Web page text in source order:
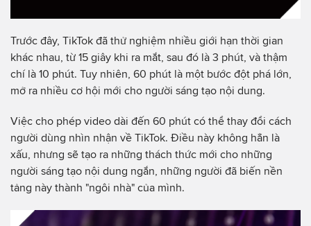
Trước đây, TikTok đã thử nghiệm nhiều giới hạn thời gian
khác nhau, từ 15 giây khi ra mắt, sau đó là 3 phút, và thậm
chí là 10 phút. Tuy nhiên, 60 phút là một bước đột phá lớn,
mở ra nhiều cơ hội mới cho người sáng tạo nội dung.
Việc cho phép video dài đến 60 phút có thể thay đổi cách
người dùng nhìn nhận về TikTok. Điều này không hẳn là
xấu, nhưng sẽ tạo ra những thách thức mới cho những
người sáng tạo nội dung ngắn, những người đã biến nền
tảng này thành "ngôi nhà" của mình.